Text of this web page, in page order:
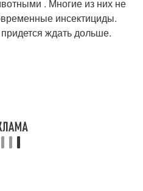
. Многие из них не
инсектициды.
ждать дольше.